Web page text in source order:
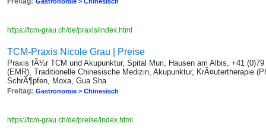
https://tcm-grau.ch/de/praxis/index.html
TCM-Praxis Nicole Grau | Preise
Praxis fÃ¼r TCM und Akupunktur, Spital Muri, Hausen am Albis, +41
(EMR), Traditionelle Chinesische Medizin, Akupunktur, KrÃ¤utertherapie
SchrÃ¶pfen, Moxa, Gua Sha
Freitag: Gastronomie > Chinesisch
https://tcm-grau.ch/de/preise/index.html